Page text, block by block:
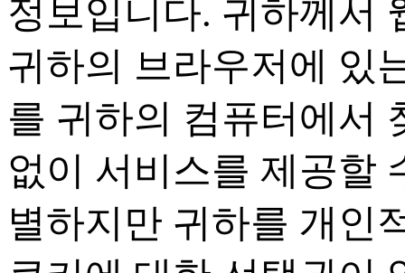
정보입니다. 귀하께서
귀하의 브라우저에 있
를 귀하의 컴퓨터에서
없이 서비스를 제공할
별하지만 귀하를 개인